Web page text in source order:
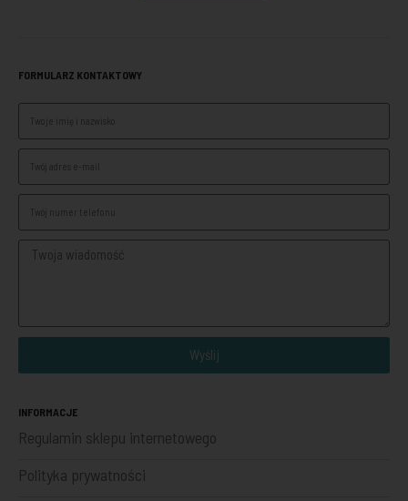
FORMULARZ KONTAKTOWY
Wyślij
INFORMACJE
Regulamin sklepu internetowego
Polityka prywatności